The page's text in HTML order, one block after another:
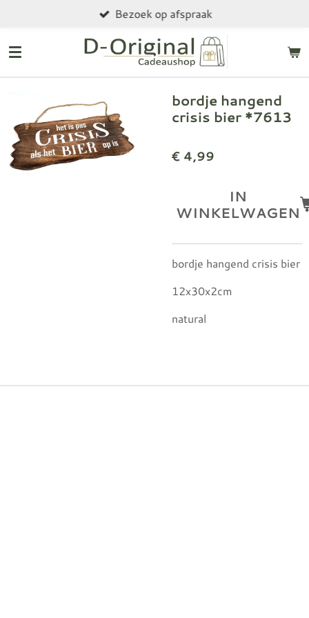
naar
hoofdinhoud
Bezoek op afspraak
bordje hangend
crisis bier *7613
€ 4,99
IN
WINKELWAGEN
bordje hangend crisis bier
12x30x2cm
natural